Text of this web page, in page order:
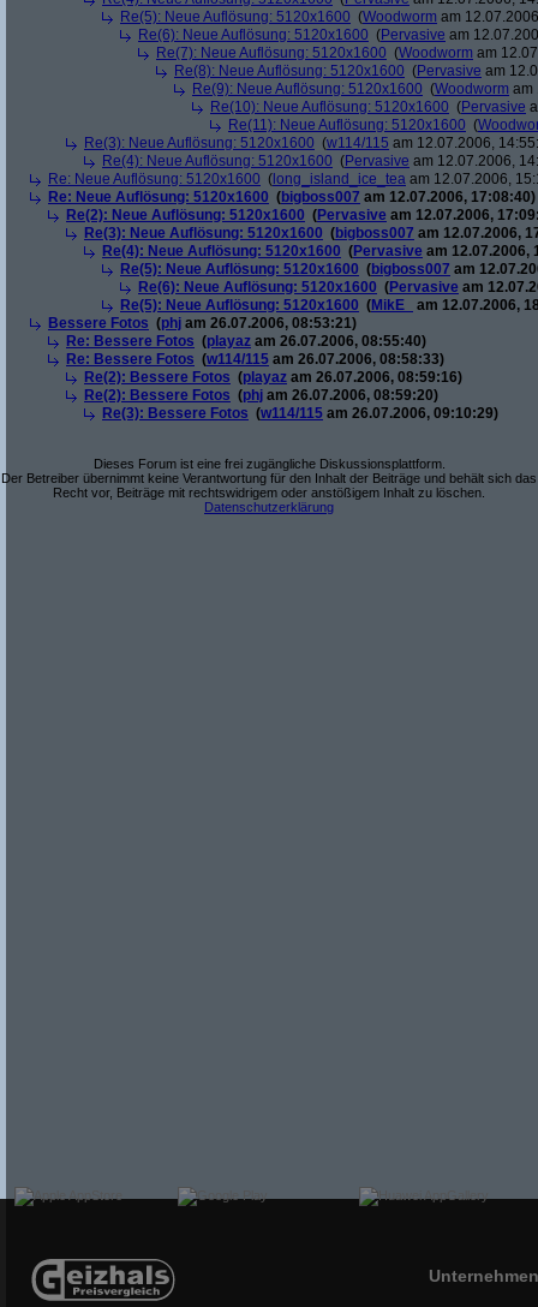
Re(5): Neue Auflösung: 5120x1600 (Woodworm am
Re(6): Neue Auflösung: 5120x1600 (Pervasive am
Re(7): Neue Auflösung: 5120x1600 (Woodworm am
Re(8): Neue Auflösung: 5120x1600 (Pervasive am
Re(9): Neue Auflösung: 5120x1600 (Woodworm am
Re(10): Neue Auflösung: 5120x1600 (Pervasive
Re(11): Neue Auflösung: 5120x1600 (
Re(3): Neue Auflösung: 5120x1600 (w114/115 am 12.07.2006,
Re(4): Neue Auflösung: 5120x1600 (Pervasive am 12.07.2006,
Re: Neue Auflösung: 5120x1600 ( long_island_ice_tea am 12.07.2006,
Re: Neue Auflösung: 5120x1600 (bigboss007 am 12.07.2006, 17:08:40)
Re(2): Neue Auflösung: 5120x1600 (Pervasive am 12.07.2006,
Re(3): Neue Auflösung: 5120x1600 (bigboss007 am 12.07.2006,
Re(4): Neue Auflösung: 5120x1600 (Pervasive am 12.07.2006,
Re(5): Neue Auflösung: 5120x1600 (bigboss007 am
Re(6): Neue Auflösung: 5120x1600 (Pervasive am
Re(5): Neue Auflösung: 5120x1600 (MikE_
am 12.07.2006,
Bessere Fotos (phj am 26.07.2006, 08:53:21)
Re: Bessere Fotos (playaz am 26.07.2006, 08:55:40)
Re: Bessere Fotos (w114/115 am 26.07.2006, 08:58:33)
Re(2): Bessere Fotos (playaz am 26.07.2006, 08:59:16)
Re(2): Bessere Fotos (phj am 26.07.2006, 08:59:20)
Re(3): Bessere Fotos (w114/115 am 26.07.2006, 09:10:29)
Dieses Forum ist eine frei zugängliche Diskussionsplattform.
Der Betreiber übernimmt keine Verantwortung für den Inhalt der Beiträge und behält sich das
Recht vor, Beiträge mit rechtswidrigem oder anstößigem Inhalt zu löschen.
Datenschutzerklärung
Unternehmen